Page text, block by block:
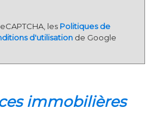
les Politiques de
d'utilisation de Google